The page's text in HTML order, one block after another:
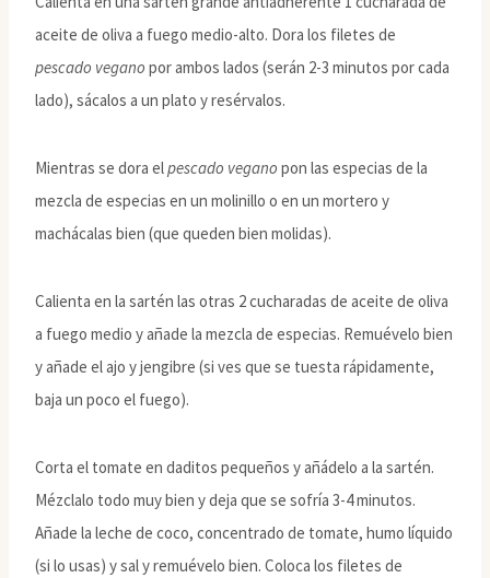
aceite de oliva a fuego medio-alto. Dora los filetes de
pescado vegano por ambos lados (serán 2-3 minutos por cada
lado), sácalos a un plato y resérvalos.
Mientras se dora elpescado vegano pon las especias de la
mezcla de especias en un molinillo o en un mortero y
machácalas bien (que queden bien molidas).
Calienta en la sartén las otras 2 cucharadas de aceite de oliva
a fuego medio y añade la mezcla de especias. Remuévelo bien
y añade el ajo y jengibre (si ves que se tuesta rápidamente,
baja un poco el fuego).
Corta el tomate en daditos pequeños y añádelo a la sartén.
Mézclalo todo muy bien y deja que se sofría 3-4 minutos.
Añade la leche de coco, concentrado de tomate, humo líquido
(si lo usas) y sal y remuévelo bien. Coloca los filetes de